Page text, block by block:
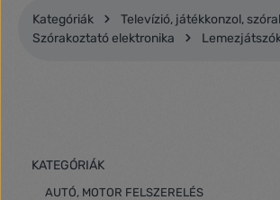
Kategóriák
Televízió, játékkonzol,
Szórakoztató elektronika
KATEGÓRIÁK
AUTÓ, MOTOR FELSZERELÉS